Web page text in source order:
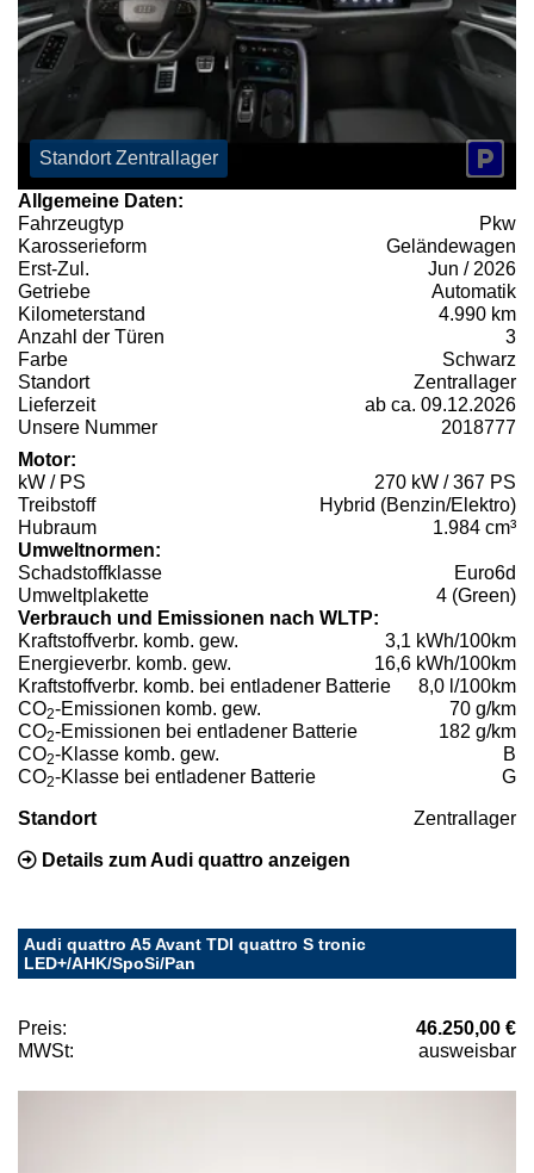
Standort Zentrallager
Allgemeine Daten:
Fahrzeugtyp
Pkw
Karosserieform
Geländewagen
Erst-Zul.
Jun / 2026
Getriebe
Automatik
Kilometerstand
4.990 km
Anzahl der Türen
3
Farbe
Schwarz
Standort
Zentrallager
Lieferzeit
ab ca. 09.12.2026
Unsere Nummer
2018777
Motor:
kW / PS
270 kW / 367 PS
Treibstoff
Hybrid (Benzin/Elektro)
Hubraum
1.984 cm³
Umweltnormen:
Schadstoffklasse
Euro6d
Umweltplakette
4 (Green)
Verbrauch und Emissionen nach WLTP:
Kraftstoffverbr. komb. gew.
3,1 kWh/100km
Energieverbr. komb. gew.
16,6 kWh/100km
Kraftstoffverbr. komb. bei entladener Batterie
8,0 l/100km
CO2-Emissionen komb. gew.
70 g/km
CO2-Emissionen bei entladener Batterie
182 g/km
CO2-Klasse komb. gew.
B
CO2-Klasse bei entladener Batterie G
Standort Zentrallager
Details zum Audi quattro anzeigen
Audi quattro A5 Avant TDI quattro S tronic
LED+/AHK/SpoSi/Pan
Preis:
46.250,00 €
MWSt:
ausweisbar